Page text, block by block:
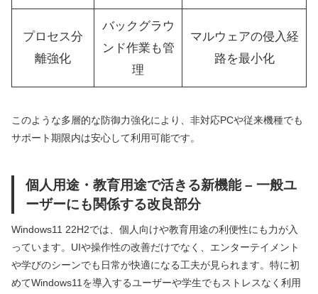
プロセス分
離強化
バックグラウ
ンド作業も管
理
マルウェアの侵入経
路を最小化
このような多層的な防御力強化により、非対応PCや従来機種でも
サポート期限内は安心して利用可能です。
個人用途・教育用途で活きる新機能 – 一般ユ
ーザーにも関係する改良部分
Windows11 22H2では、個人向けや教育用途の利便性にも力が入
っています。UIや操作性の改善だけでなく、エンターテイメント
や学びのシーンでも日常が快適になる工夫が見られます。特に初
めてWindows11を導入するユーザーや学生でもストレスなく利用